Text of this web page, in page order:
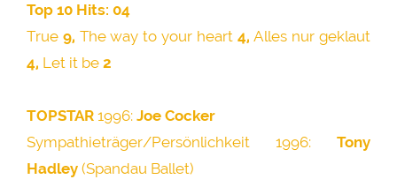
Top 10 Hits: 04
True 9, The way to your heart4,Alles nur geklaut
4, Let it be 2
TOPSTAR 1996: Joe Cocker
Sympathieträger/Persönlichkeit 1996: Tony
Hadley (Spandau Ballet)